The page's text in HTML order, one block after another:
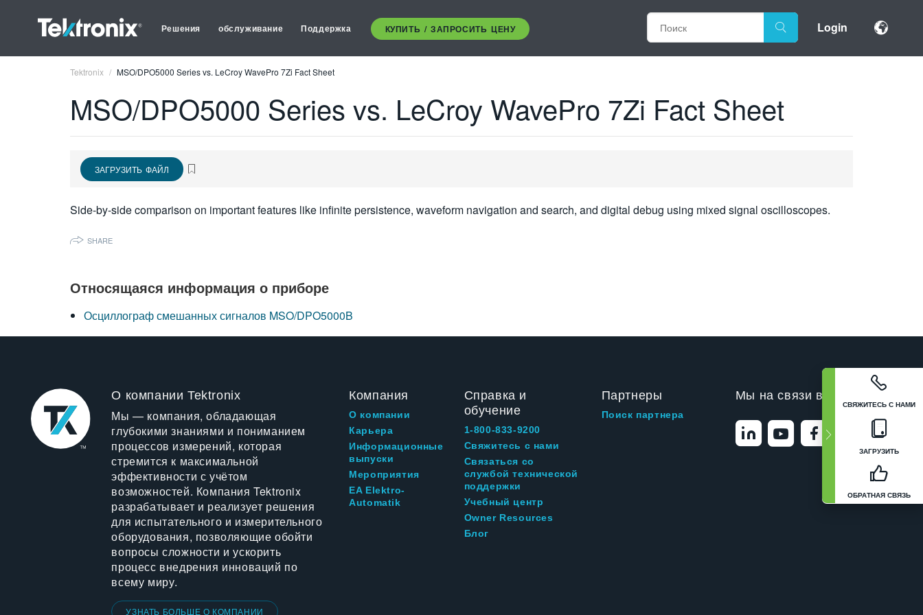
Решения обслуживание Поддержка КУПИТЬ / ЗАПРОСИТЬ ЦЕНУ Login
СВЯЖИТЕСЬ С НАМИ
ЗАГРУЗИТЬ
ОБРАТНАЯ СВЯЗЬ
Tektronix MSO/DPO5000 Series vs. LeCroy WavePro 7Zi Fact Sheet
MSO/DPO5000 Series vs. LeCroy WavePro 7Zi Fact Sheet
ЗАГРУЗИТЬ ФАЙЛ
Side-by-side comparison on important features like infinite persistence, waveform navigation and search, and digital debug using mixed signal oscilloscopes.
SHARE
Относящаяся информация о приборе
Осциллограф смешанных сигналов MSO/DPO5000B
О компании Tektronix
Мы — компания, обладающая
глубокими знаниями и пониманием
процессов измерений, которая
стремится к максимальной
эффективности с учётом
возможностей. Компания Tektronix
разрабатывает и реализует решения
для испытательного и измерительного
оборудования, позволяющие обойти
вопросы сложности и ускорить
процесс внедрения инноваций по
всему миру.
УЗНАТЬ БОЛЬШЕ О КОМПАНИИ
Компания
О компании
Карьера
Информационные
выпуски
Мероприятия
EA Elektro-
Automatik
Справка и
обучение
1-800-833-9200
Свяжитесь с нами
Связаться со
службой технической
поддержки
Учебный центр
Owner Resources
Блог
Партнеры
Поиск партнера
Мы на связи в